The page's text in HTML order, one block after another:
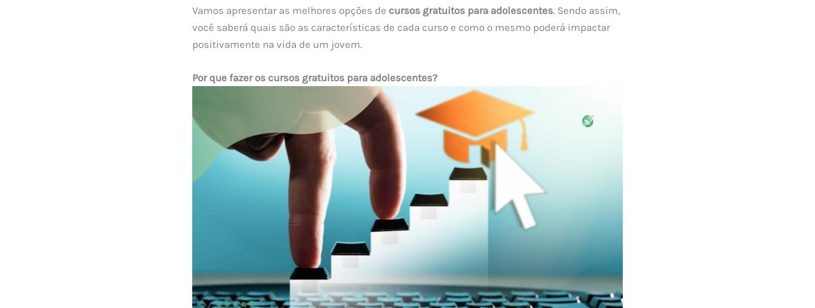
Vamos apresentar as melhores opções de cursos gratuitos para adolescentes. Sendo assim,
você saberá quais são as características de cada curso e como o mesmo poderá impactar
positivamente na vida de um jovem.
Por que fazer os cursos gratuitos para adolescentes?